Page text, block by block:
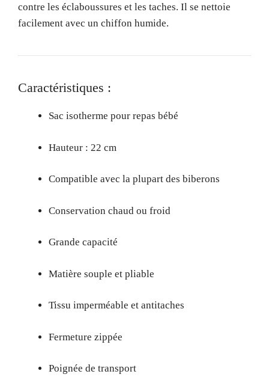
contre les éclaboussures et les taches. Il se nettoie
facilement avec un chiffon humide.
Caractéristiques :
Sac isotherme pour repas bébé
Hauteur : 22 cm
Compatible avec la plupart des biberons
Conservation chaud ou froid
Grande capacité
Matière souple et pliable
Tissu imperméable et antitaches
Fermeture zippée
Poignée de transport